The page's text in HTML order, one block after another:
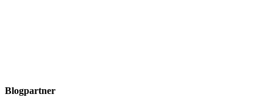
Blogpartner